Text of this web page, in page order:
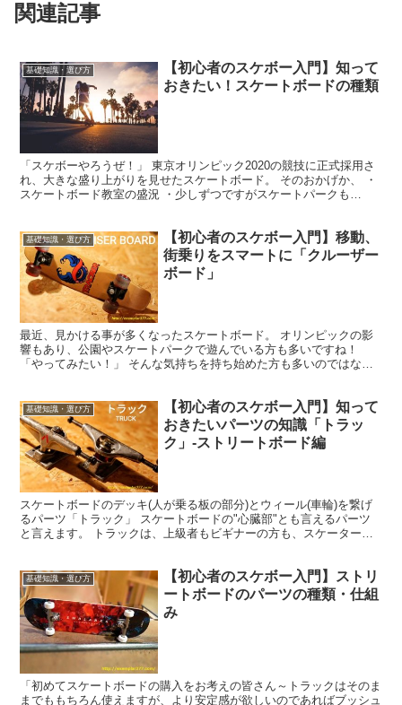
関連記事
基礎知識・選び方
【初心者のスケボー入門】知って
おきたい！スケートボードの種類
「スケボーやろうぜ！」 東京オリンピック2020の競技に正式採用さ
れ、大きな盛り上がりを見せたスケートボード。 そのおかげか、 ・
スケートボード教室の盛況 ・少しずつですがスケートパークも
基礎知識・選び方
【初心者のスケボー入門】移動、
街乗りをスマートに「クルーザー
ボード」
最近、見かける事が多くなったスケートボード。 オリンピックの影
響もあり、公園やスケートパークで遊んでいる方も多いですね！
「やってみたい！」 そんな気持ちを持ち始めた方も多いのではない
基礎知識・選び方
【初心者のスケボー入門】知って
おきたいパーツの知識「トラッ
ク」-ストリートボード編
スケートボードのデッキ(人が乗る板の部分)とウィール(車輪)を繋げ
るパーツ「トラック」 スケートボードの"心臓部"とも言えるパーツ
と言えます。 トラックは、上級者もビギナーの方も、スケーターな
基礎知識・選び方
【初心者のスケボー入門】ストリ
ートボードのパーツの種類・仕組
み
「初めてスケートボードの購入をお考えの皆さん～トラックはそのま
までももちろん使えますが、より安定感が欲しいのであればブッシュ